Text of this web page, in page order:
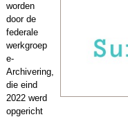
worden
door de
federale
werkgroep
e-
Archivering,
die eind
2022 werd
opgericht